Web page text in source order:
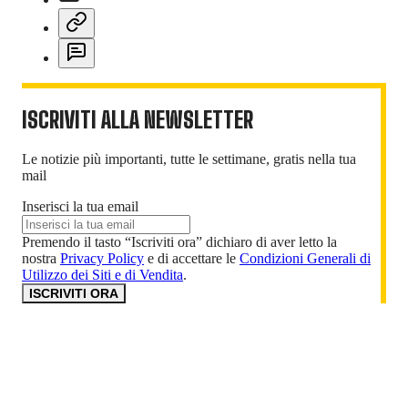
ISCRIVITI ALLA NEWSLETTER
Le notizie più importanti, tutte le settimane, gratis nella tua
mail
Inserisci la tua email
Premendo il tasto “Iscriviti ora” dichiaro di aver letto la
nostra Privacy Policy e di accettare le Condizioni Generali di
Utilizzo dei Siti e di Vendita.
ISCRIVITI ORA